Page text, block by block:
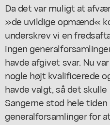
Da det var muligt at
»de uvildige opmænd«
underskrev vi en
ingen
havde afgivet svar. Nu
nogle højt kvalificerede
havde valgt, så det
Sangerne stod hele
generalforsamlinger for